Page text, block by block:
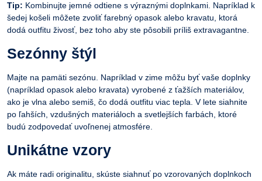
Tip: Kombinujte jemné odtiene s výraznými doplnkami. Napríklad k
šedej košeli môžete zvoliť farebný opasok alebo kravatu, ktorá
dodá outfitu živosť, bez toho aby ste pôsobili príliš extravagantne.
Sezónny štýl
Majte na pamäti sezónu. Napríklad v zime môžu byť vaše doplnky
(napríklad opasok alebo kravata) vyrobené z ťažších materiálov,
ako je vlna alebo semiš, čo dodá outfitu viac tepla. V lete siahnite
po ľahších, vzdušných materiáloch a svetlejších farbách, ktoré
budú zodpovedať uvoľnenej atmosfére.
Unikátne vzory
Ak máte radi originalitu, skúste siahnuť po vzorovaných doplnkoch